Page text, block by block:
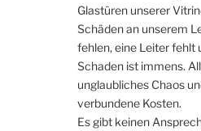
Glastüren unserer
Schäden an unserem
fehlen, eine Leiter fehlt
Schaden ist immens.
unglaubliches Chaos
verbundene Kosten.
Es gibt keinen